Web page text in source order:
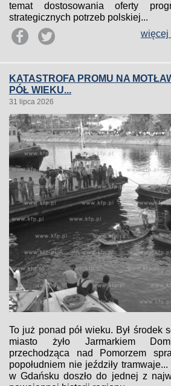
temat dostosowania oferty
strategicznych potrzeb polskiej...
więcej
KATASTROFA PROMU NA
PÓŁ WIEKU...
31 lipca 2026
To już ponad pół wieku. Był środek
miasto żyło Jarmarkiem
przechodząca nad Pomorzem
popołudniem nie jeździły
w Gdańsku doszło do jednej z